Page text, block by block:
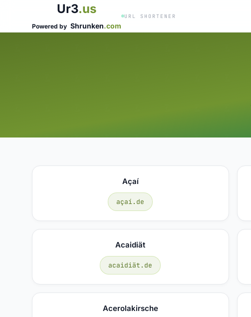
Ur3.us
Powered by Shrunken.com
URL SHORTENER
Açaí
açaí.de
Acaidiät
acaidiät.de
Acerolakirsche